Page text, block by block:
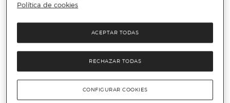
Política de cookies
RECHAZAR TODAS
ACEPTAR TODAS
CONFIGURAR COOKIES